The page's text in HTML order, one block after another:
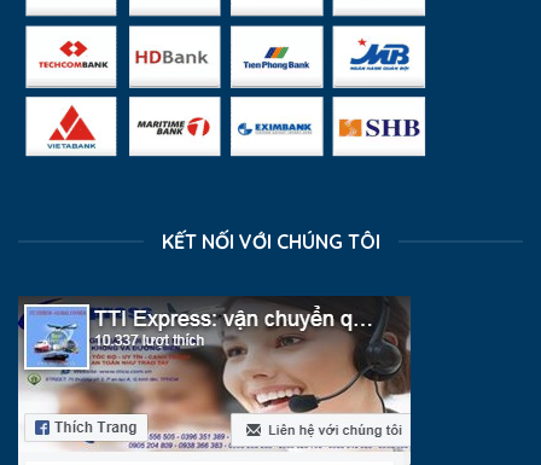
KẾT NỐI VỚI CHÚNG TÔI